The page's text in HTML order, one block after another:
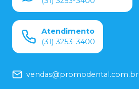
Atendimento
(31) 3253-3400
vendas@promodental.com.br